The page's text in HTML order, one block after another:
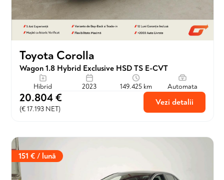
Toyota Corolla
Wagon 1.8 Hybrid Exclusive HSD TS E-CVT
Hibrid 2023 149.425 km Automata
20.804 €
(€ 17.193 NET)
Vezi detalii
151 € / lună